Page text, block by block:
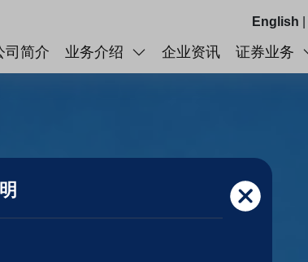
English
司简介 业务介绍 企业资讯 证券业务